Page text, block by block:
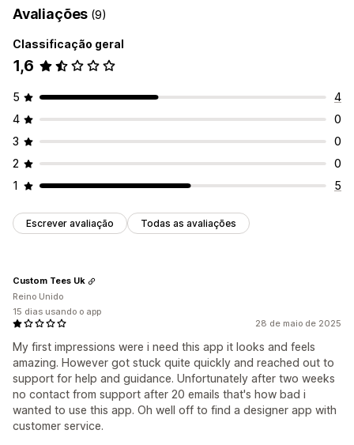
Avaliações (9)
Classificação geral
1,6
5
4
4
0
3
0
2
0
1
5
Escrever avaliação Todas as avaliações
28 de maio de 2025
My first impressions were i need this app it looks and feels
amazing. However got stuck quite quickly and reached out to
support for help and guidance. Unfortunately after two weeks
no contact from support after 20 emails that's how bad i
wanted to use this app. Oh well off to find a designer app with
customer service.
Custom Tees Uk
Reino Unido
15 dias usando o app